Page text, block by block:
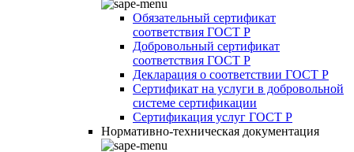
Обязательный сертификат
соответствия ГОСТ Р
Добровольный сертификат
соответствия ГОСТ Р
Декларация о соответствии ГОСТ Р
Сертификат на услуги в добровольной
системе сертификации
Сертификация услуг ГОСТ Р
Нормативно-техническая документация